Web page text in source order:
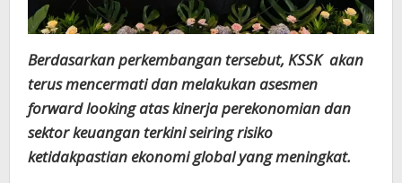
Berdasarkan perkembangan tersebut, KSSK akan
terus mencermati dan melakukan asesmen
forward looking atas kinerja perekonomian dan
sektor keuangan terkini seiring risiko
ketidakpastian ekonomi global yang meningkat.